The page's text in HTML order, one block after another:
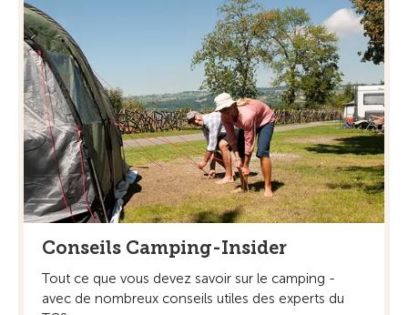
Conseils Camping-Insider
Tout ce que vous devez savoir sur le camping -
avec de nombreux conseils utiles des experts du